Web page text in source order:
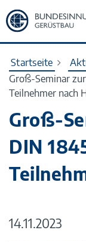
Zur
Startseite
Startseite
Groß-Seminar
Teilnehmer nach
Groß-
DIN
14.11.2023